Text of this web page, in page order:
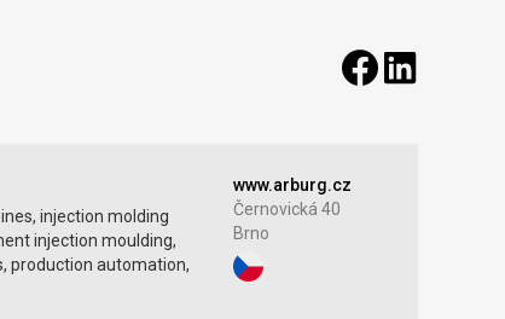
injection molding
injection moulding,
production automation,
www.arburg.cz
Černovická 40
Brno